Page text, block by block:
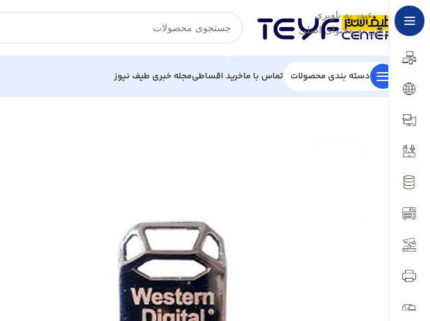
عبور به ناوبری
رفتن به محتوای اصلی
دسته بندی محصولات تماس با ماخرید اقساطیمجله خبری طیف نیوز
خانه/تجهیزات ذخیره سازی